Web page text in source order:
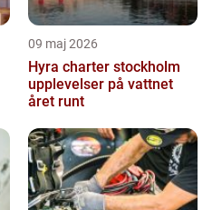
09 maj 2026
Hyra charter stockholm
upplevelser på vattnet
året runt